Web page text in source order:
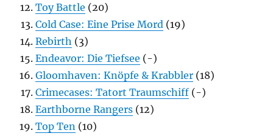
Toy Battle (20)
Cold Case: Eine Prise Mord (19)
Rebirth (3)
Endeavor: Die Tiefsee (-)
Gloomhaven: Knöpfe & Krabbler (18)
Crimecases: Tatort Traumschiff (-)
Earthborne Rangers (12)
Top Ten (10)